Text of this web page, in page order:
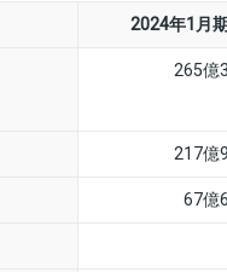
2024年1月期
265億
217億
67億